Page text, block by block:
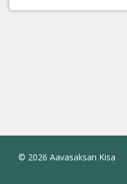
© 2026 Aavasaksan Kisa